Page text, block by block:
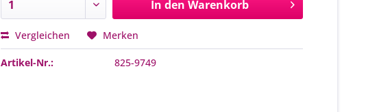
In den Warenkorb
Vergleichen Merken
Artikel-Nr.: 825-9749